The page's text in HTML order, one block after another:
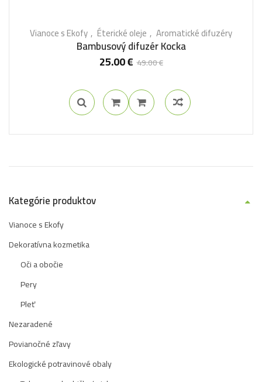
Vianoce s Ekofy Éterické oleje Aromatické difuzéry
Bambusový difuzér Kocka
49.00€
25.00€
Kategórie produktov
Vianoce s Ekofy
Dekoratívna kozmetika
Oči a obočie
Pery
Pleť
Nezaradené
Povianočné zľavy
Ekologické potravinové obaly